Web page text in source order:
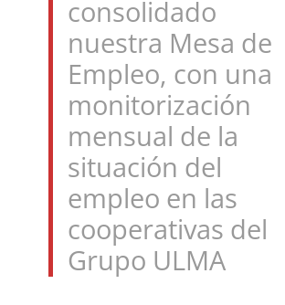
consolidado
nuestra Mesa de
Empleo, con una
monitorización
mensual de la
situación del
empleo en las
cooperativas del
Grupo ULMA